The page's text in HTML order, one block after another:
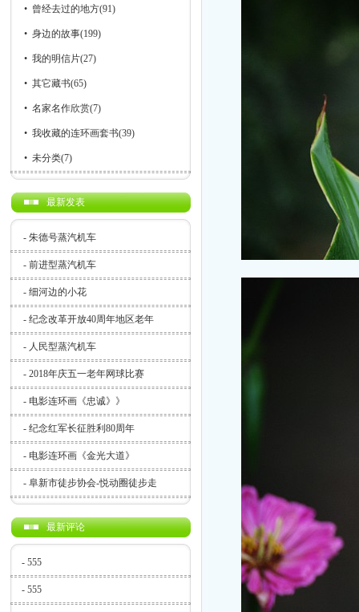
• 曾经去过的地方(91)
• 身边的故事(199)
• 我的明信片(27)
• 其它藏书(65)
• 名家名作欣赏(7)
• 我收藏的连环画套书(39)
• 未分类(7)
最新发表
- 朱德号蒸汽机车
- 前进型蒸汽机车
- 细河边的小花
- 纪念改革开放40周年地区老年
- 人民型蒸汽机车
- 2018年庆五一老年网球比赛
- 电影连环画《忠诚》》
- 纪念红军长征胜利80周年
- 电影连环画《金光大道》
- 阜新市徒步协会-悦动圈徒步走
最新评论
- 555
- 555